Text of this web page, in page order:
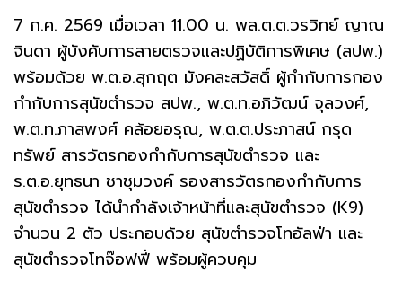
7 ก.ค. 2569 เมื่อเวลา 11.00 น. พล.ต.ต.วรวิทย์ ญาณ
จินดา ผู้บังคับการสายตรวจและปฏิบัติการพิเศษ (สปพ.)
พร้อมด้วย พ.ต.อ.สุกฤต มังคละสวัสดิ์ ผู้กำกับการกอง
กำกับการสุนัขตำรวจ สปพ., พ.ต.ท.อภิวัฒน์ จุลวงศ์,
พ.ต.ท.ภาสพงศ์ คล้อยอรุณ, พ.ต.ต.ประภาสน์ กรุด
ทรัพย์ สารวัตรกองกำกับการสุนัขตำรวจ และ
ร.ต.อ.ยุทธนา ชาชุมวงค์ รองสารวัตรกองกำกับการ
สุนัขตำรวจ ได้นำกำลังเจ้าหน้าที่และสุนัขตำรวจ (K9)
จำนวน 2 ตัว ประกอบด้วย สุนัขตำรวจโทอัลฟ่า และ
สุนัขตำรวจโทจ๊อฟฟี่ พร้อมผู้ควบคุม